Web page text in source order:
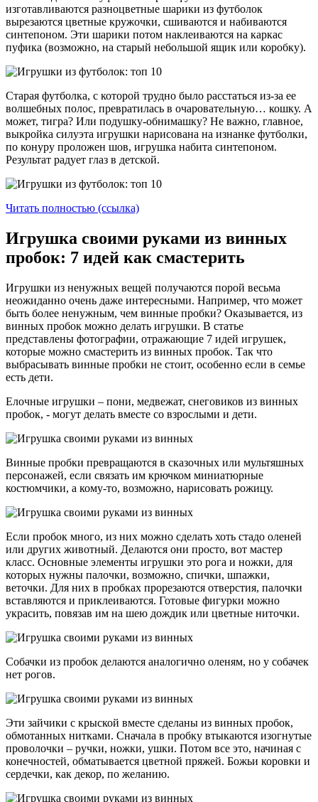
изготавливаются разноцветные шарики из футболок
вырезаются цветные кружочки, сшиваются и набиваются
синтепоном. Эти шарики потом наклеиваются на каркас
пуфика (возможно, на старый небольшой ящик или коробку).
Старая футболка, с которой трудно было расстаться из-за ее
волшебных полос, превратилась в очаровательную… кошку. А
может, тигра? Или подушку-обнимашку? Не важно, главное,
выкройка силуэта игрушки нарисована на изнанке футболки,
по конуру проложен шов, игрушка набита синтепоном.
Результат радует глаз в детской.
Читать полностью (ссылка)
Игрушка своими руками из винных
пробок: 7 идей как смастерить
Игрушки из ненужных вещей получаются порой весьма
неожиданно очень даже интересными. Например, что может
быть более ненужным, чем винные пробки? Оказывается, из
винных пробок можно делать игрушки. В статье
представлены фотографии, отражающие 7 идей игрушек,
которые можно смастерить из винных пробок. Так что
выбрасывать винные пробки не стоит, особенно если в семье
есть дети.
Елочные игрушки – пони, медвежат, снеговиков из винных
пробок, - могут делать вместе со взрослыми и дети.
Винные пробки превращаются в сказочных или мультяшных
персонажей, если связать им крючком миниатюрные
костюмчики, а кому-то, возможно, нарисовать рожицу.
Если пробок много, из них можно сделать хоть стадо оленей
или других животный. Делаются они просто, вот мастер
класс. Основные элементы игрушки это рога и ножки, для
которых нужны палочки, возможно, спички, шпажки,
веточки. Для них в пробках прорезаются отверстия, палочки
вставляются и приклеиваются. Готовые фигурки можно
украсить, повязав им на шею дождик или цветные ниточки.
Собачки из пробок делаются аналогично оленям, но у собачек
нет рогов.
Эти зайчики с крыской вместе сделаны из винных пробок,
обмотанных нитками. Сначала в пробку втыкаются изогнутые
проволочки – ручки, ножки, ушки. Потом все это, начиная с
конечностей, обматывается цветной пряжей. Божьи коровки и
сердечки, как декор, по желанию.